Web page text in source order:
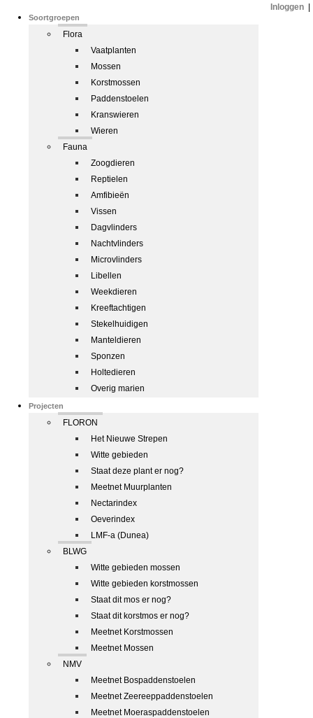
Soortgroepen
Flora
Vaatplanten
Mossen
Korstmossen
Paddenstoelen
Kranswieren
Wieren
Fauna
Zoogdieren
Reptielen
Amfibieën
Vissen
Dagvlinders
Nachtvlinders
Microvlinders
Libellen
Weekdieren
Kreeftachtigen
Stekelhuidigen
Manteldieren
Sponzen
Holtedieren
Overig marien
Projecten
FLORON
Het Nieuwe Strepen
Witte gebieden
Staat deze plant er nog?
Meetnet Muurplanten
Nectarindex
Oeverindex
LMF-a (Dunea)
BLWG
Witte gebieden mossen
Witte gebieden korstmossen
Staat dit mos er nog?
Staat dit korstmos er nog?
Meetnet Korstmossen
Meetnet Mossen
NMV
Meetnet Bospaddenstoelen
Meetnet Zeereeppaddenstoelen
Meetnet Moeraspaddenstoelen
Inloggen